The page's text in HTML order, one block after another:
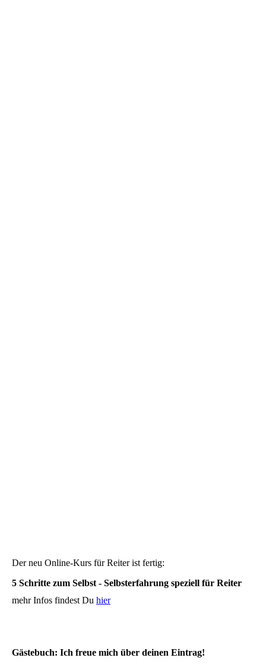
Der neu Online-Kurs für Reiter ist fertig:
5 Schritte zum Selbst - Selbsterfahrung speziell für Reiter
mehr Infos findest Du hier
Gästebuch: Ich freue mich über deinen Eintrag!